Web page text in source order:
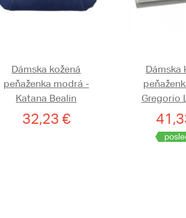
Dámska kožená
peňaženka modrá -
Katana Bealin
32,23 €
Dámska
Gregorio